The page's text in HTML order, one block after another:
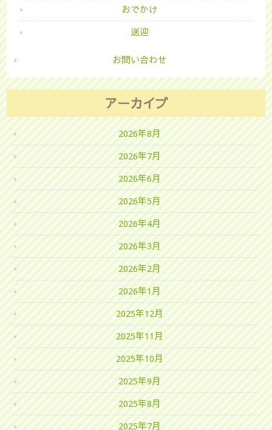
おでかけ
送迎
お問い合わせ
アーカイブ
2026年8月
2026年7月
2026年6月
2026年5月
2026年4月
2026年3月
2026年2月
2026年1月
2025年12月
2025年11月
2025年10月
2025年9月
2025年8月
2025年7月